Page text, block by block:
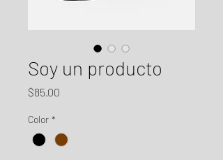
Soy un producto
$85.00
Color *